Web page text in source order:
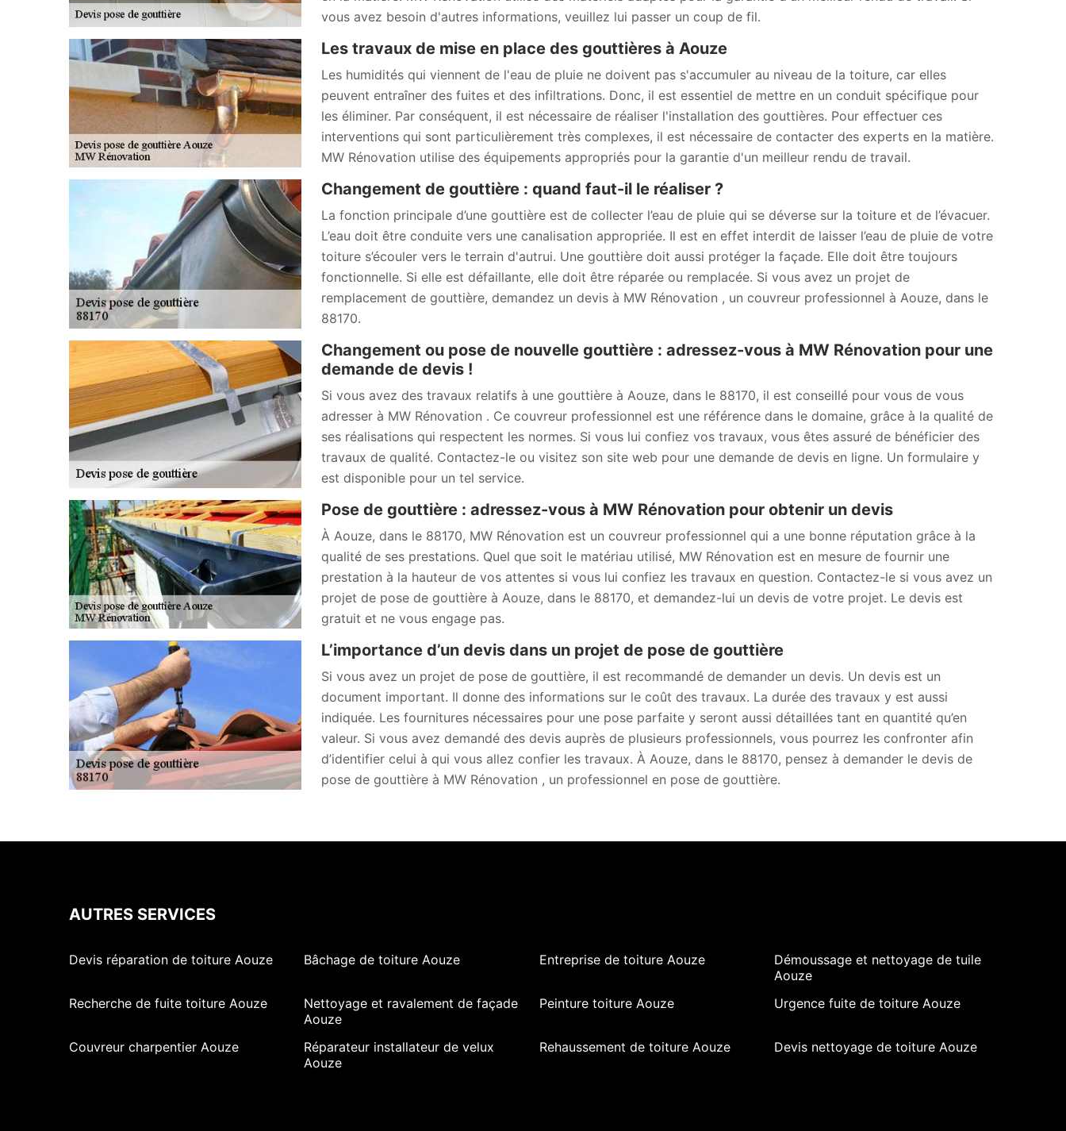
vous avez besoin d'autres informations, veuillez lui passer un coup de fil.
Les travaux de mise en place des gouttières à Aouze
Les humidités qui viennent de l'eau de pluie ne doivent pas s'accumuler au niveau de la toiture, car elles
peuvent entraîner des fuites et des infiltrations. Donc, il est essentiel de mettre en un conduit spécifique pour
les éliminer. Par conséquent, il est nécessaire de réaliser l'installation des gouttières. Pour effectuer ces
interventions qui sont particulièrement très complexes, il est nécessaire de contacter des experts en la matière.
MW Rénovation utilise des équipements appropriés pour la garantie d'un meilleur rendu de travail.
Changement de gouttière : quand faut-il le réaliser ?
La fonction principale d’une gouttière est de collecter l’eau de pluie qui se déverse sur la toiture et de l’évacuer.
L’eau doit être conduite vers une canalisation appropriée. Il est en effet interdit de laisser l’eau de pluie de votre
toiture s’écouler vers le terrain d'autrui. Une gouttière doit aussi protéger la façade. Elle doit être toujours
fonctionnelle. Si elle est défaillante, elle doit être réparée ou remplacée. Si vous avez un projet de
remplacement de gouttière, demandez un devis à MW Rénovation , un couvreur professionnel à Aouze, dans le
88170.
Changement ou pose de nouvelle gouttière : adressez-vous à MW Rénovation pour une
demande de devis !
Si vous avez des travaux relatifs à une gouttière à Aouze, dans le 88170, il est conseillé pour vous de vous
adresser à MW Rénovation . Ce couvreur professionnel est une référence dans le domaine, grâce à la qualité de
ses réalisations qui respectent les normes. Si vous lui confiez vos travaux, vous êtes assuré de bénéficier des
travaux de qualité. Contactez-le ou visitez son site web pour une demande de devis en ligne. Un formulaire y
est disponible pour un tel service.
Pose de gouttière : adressez-vous à MW Rénovation pour obtenir un devis
À Aouze, dans le 88170, MW Rénovation est un couvreur professionnel qui a une bonne réputation grâce à la
qualité de ses prestations. Quel que soit le matériau utilisé, MW Rénovation est en mesure de fournir une
prestation à la hauteur de vos attentes si vous lui confiez les travaux en question. Contactez-le si vous avez un
projet de pose de gouttière à Aouze, dans le 88170, et demandez-lui un devis de votre projet. Le devis est
gratuit et ne vous engage pas.
L’importance d’un devis dans un projet de pose de gouttière
Si vous avez un projet de pose de gouttière, il est recommandé de demander un devis. Un devis est un
document important. Il donne des informations sur le coût des travaux. La durée des travaux y est aussi
indiquée. Les fournitures nécessaires pour une pose parfaite y seront aussi détaillées tant en quantité qu’en
valeur. Si vous avez demandé des devis auprès de plusieurs professionnels, vous pourrez les confronter afin
d’identifier celui à qui vous allez confier les travaux. À Aouze, dans le 88170, pensez à demander le devis de
pose de gouttière à MW Rénovation , un professionnel en pose de gouttière.
AUTRES SERVICES
Devis réparation de toiture Aouze Bâchage de toiture Aouze Entreprise de toiture Aouze
Démoussage et nettoyage de tuile
Aouze
Recherche de fuite toiture Aouze
Nettoyage et ravalement de façade
Aouze
Peinture toiture Aouze Urgence fuite de toiture Aouze
Couvreur charpentier Aouze
Réparateur installateur de velux
Aouze
Rehaussement de toiture Aouze Devis nettoyage de toiture Aouze